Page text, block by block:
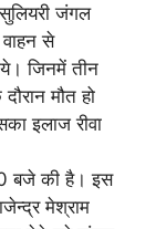
जंगल
से
जिनमें तीन
मौत हो
इलाज रीवा
बजे की है। इस
मेश्राम